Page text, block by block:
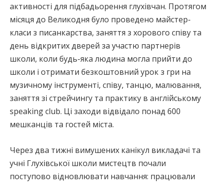
активності для підбадьорення глухівчан. Протягом
місяця до Великодня було проведено майстер-
класи з писанкарства, заняття з хорового співу та
день відкритих дверей за участю партнерів
школи, коли будь-яка людина могла прийти до
школи і отримати безкоштовний урок з гри на
музичному інструменті, співу, танцю, малювання,
заняття зі стрейчингу та практику в англійському
speaking club. Ці заходи відвідало понад 600
мешканців та гостей міста.
Через два тижні вимушених канікул викладачі та
учні Глухівської школи мистецтв почали
поступово відновлювати навчання: працювали